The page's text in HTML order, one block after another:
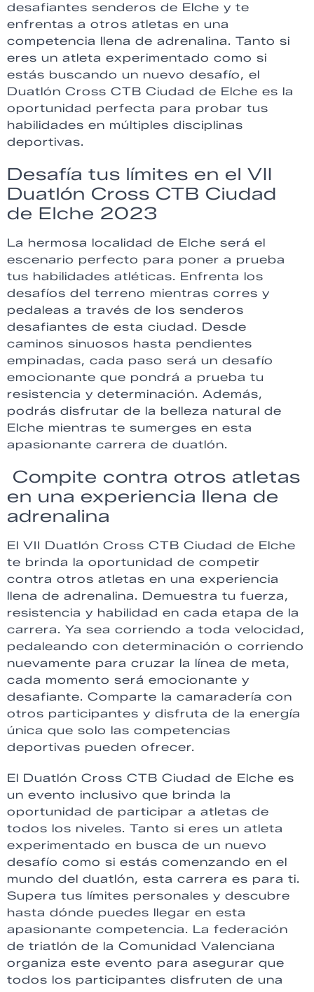
desafiantes senderos de Elche y te
enfrentas a otros atletas en una
competencia llena de adrenalina. Tanto si
eres un atleta experimentado como si
estás buscando un nuevo desafío, el
Duatlón Cross CTB Ciudad de Elche es la
oportunidad perfecta para probar tus
habilidades en múltiples disciplinas
deportivas.
Desafía tus límites en el VII
Duatlón Cross CTB Ciudad
de Elche 2023
La hermosa localidad de Elche será el
escenario perfecto para poner a prueba
tus habilidades atléticas. Enfrenta los
desafíos del terreno mientras corres y
pedaleas a través de los senderos
desafiantes de esta ciudad. Desde
caminos sinuosos hasta pendientes
empinadas, cada paso será un desafío
emocionante que pondrá a prueba tu
resistencia y determinación. Además,
podrás disfrutar de la belleza natural de
Elche mientras te sumerges en esta
apasionante carrera de duatlón.
Compite contra otros atletas
en una experiencia llena de
adrenalina
El VII Duatlón Cross CTB Ciudad de Elche
te brinda la oportunidad de competir
contra otros atletas en una experiencia
llena de adrenalina. Demuestra tu fuerza,
resistencia y habilidad en cada etapa de la
carrera. Ya sea corriendo a toda velocidad,
pedaleando con determinación o corriendo
nuevamente para cruzar la línea de meta,
cada momento será emocionante y
desafiante. Comparte la camaradería con
otros participantes y disfruta de la energía
única que solo las competencias
deportivas pueden ofrecer.
El Duatlón Cross CTB Ciudad de Elche es
un evento inclusivo que brinda la
oportunidad de participar a atletas de
todos los niveles. Tanto si eres un atleta
experimentado en busca de un nuevo
desafío como si estás comenzando en el
mundo del duatlón, esta carrera es para ti.
Supera tus límites personales y descubre
hasta dónde puedes llegar en esta
apasionante competencia. La federación
de triatlón de la Comunidad Valenciana
organiza este evento para asegurar que
todos los participantes disfruten de una